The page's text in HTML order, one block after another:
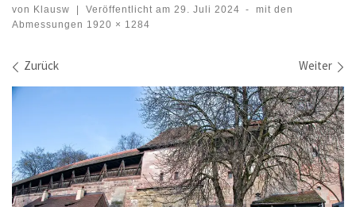
von Klausw | Veröffentlicht am 29. Juli 2024 -
mit den
Abmessungen 1920 × 1284
Bilder Navigation
Zurück Weiter